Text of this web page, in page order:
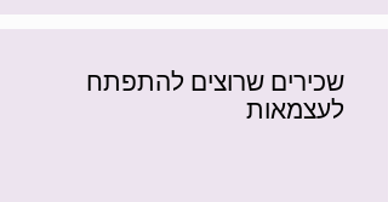
שכירים שרוצים להתפתח
לעצמאות